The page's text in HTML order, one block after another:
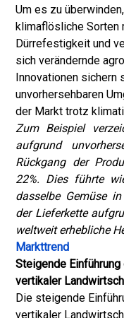
Um es zu
klimaflösliche Sorten
Dürrefestigkeit und
sich verändernde
Innovationen sichern
unvorhersehbaren
der Markt trotz
Zum Beispiel
aufgrund
Rückgang der
22%. Dies führte
dasselbe Gemüse
der Lieferkette
weltweit erhebliche
Markttrend
Steigende
vertikaler
Die steigende
vertikaler